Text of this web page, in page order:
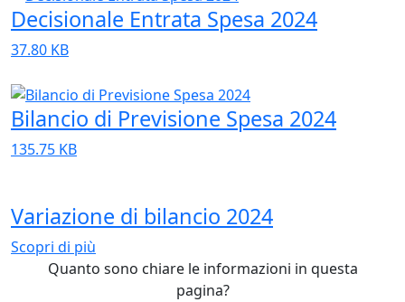
Decisionale Entrata Spesa 2024
37.80 KB
Bilancio di Previsione Spesa 2024
135.75 KB
Variazione di bilancio 2024
Scopri di più
Quanto sono chiare le informazioni in questa
pagina?